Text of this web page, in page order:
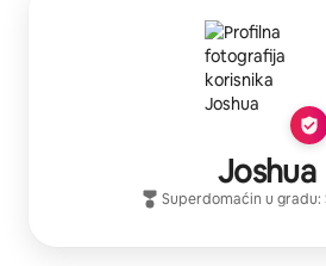
Joshua
Superdomaćin u gradu: